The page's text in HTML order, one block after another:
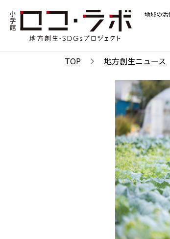
地域の活
TOP 地方創生ニュース